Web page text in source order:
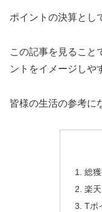
ポイントの決算とし
この記事を見ること
ントをイメージしや
皆様の生活の参考に
総
楽
Tポ